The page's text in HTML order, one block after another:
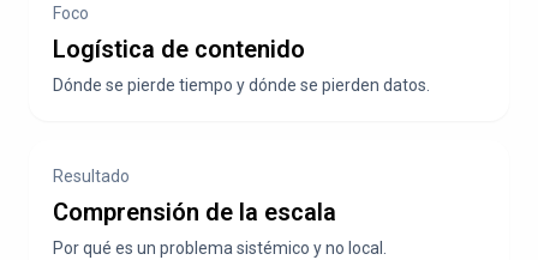
Foco
Logística de contenido
Dónde se pierde tiempo y dónde se pierden datos.
Resultado
Comprensión de la escala
Por qué es un problema sistémico y no local.